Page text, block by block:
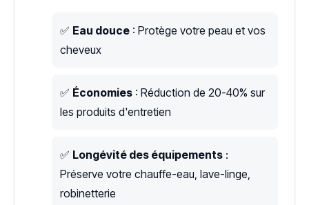
✅ Eau douce : Protège votre peau et vos
cheveux
✅ Économies : Réduction de 20-40% sur
les produits d'entretien
✅ Longévité des équipements :
Préserve votre chauffe-eau, lave-linge,
robinetterie